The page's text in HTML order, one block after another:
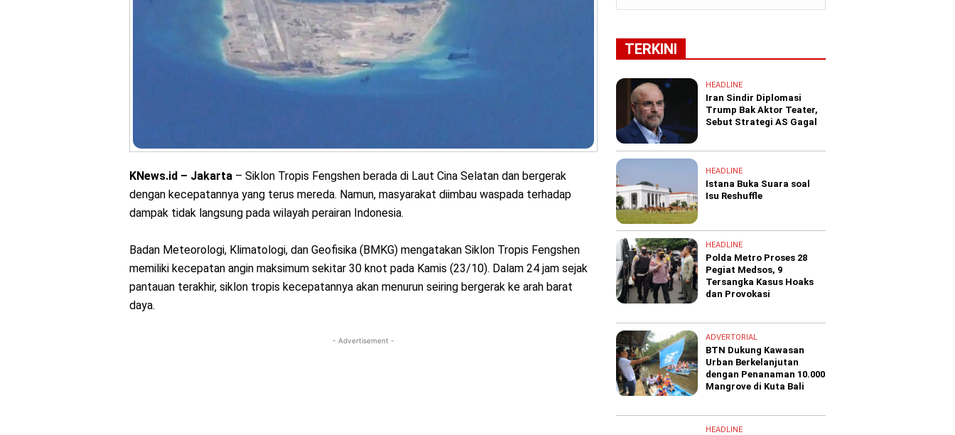
KNews.id – Jakarta – Siklon Tropis Fengshen berada di Laut Cina Selatan dan bergerak
dengan kecepatannya yang terus mereda. Namun, masyarakat diimbau waspada terhadap
dampak tidak langsung pada wilayah perairan Indonesia.
Badan Meteorologi, Klimatologi, dan Geofisika (BMKG) mengatakan Siklon Tropis Fengshen
memiliki kecepatan angin maksimum sekitar 30 knot pada Kamis (23/10). Dalam 24 jam sejak
pantauan terakhir, siklon tropis kecepatannya akan menurun seiring bergerak ke arah barat
daya.
- Advertisement -
TERKINI
HEADLINE
Iran Sindir Diplomasi
Trump Bak Aktor Teater,
Sebut Strategi AS Gagal
HEADLINE
Istana Buka Suara soal
Isu Reshuffle
HEADLINE
Polda Metro Proses 28
Pegiat Medsos, 9
Tersangka Kasus Hoaks
dan Provokasi
ADVERTORIAL
BTN Dukung Kawasan
Urban Berkelanjutan
dengan Penanaman 10.000
Mangrove di Kuta Bali
HEADLINE